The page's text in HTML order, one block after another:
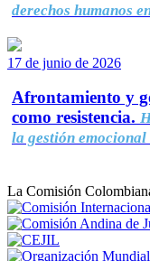
derechos humanos
17 de junio de 2026
Afrontamiento y
como resistencia.
la gestión
La Comisión